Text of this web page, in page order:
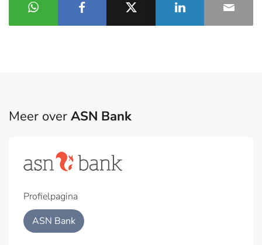
Meer over ASN Bank
Profielpagina
ASN Bank